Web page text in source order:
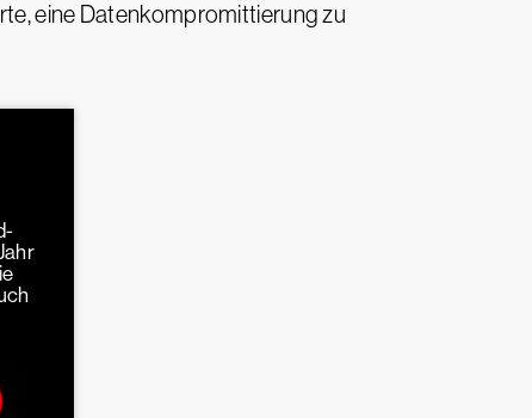
eine Datenkompromittierung zu